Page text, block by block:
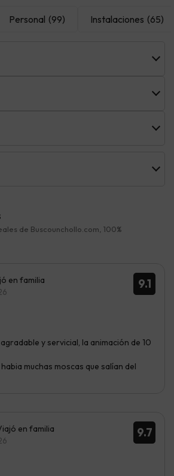
Personal (99) Instalaciones (65)
de Buscounchollo.com, 100%
9.1
en familia
y servicial, la animación de 10
muchas moscas que salían del
9.7
en familia